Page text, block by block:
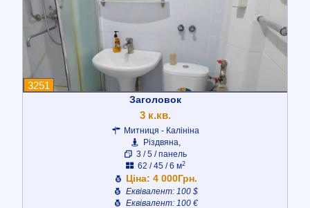
3251
Заголовок
3 к.кв.
Митниця - Калініна
Різдвяна,
3 / 5 / панель
62 / 45 / 6 м2
Ціна: 4 000Грн.
Еквівалент: 100 $
Еквівалент: 100 €